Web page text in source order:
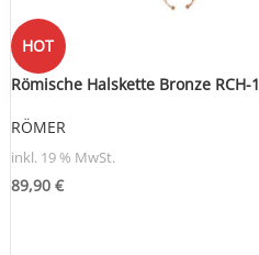
HOT
Römische Halskette Bronze RCH-1
RÖMER
inkl. 19 % MwSt.
89,90 €